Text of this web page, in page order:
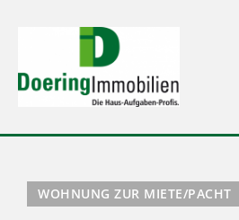
WOHNUNG ZUR MIETE/PACHT